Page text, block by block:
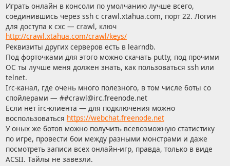
Играть онлайн в консоли по умолчанию лучше всего,
соединившись через ssh с crawl.xtahua.com, порт 22. Логин
для доступа к cxc — crawl, ключ
http://crawl.xtahua.com/crawl/keys/
Реквизиты других серверов есть в learndb.
Под форточками для этого можно скачать putty, под прочими
ОС ты лучше меня должен знать, как пользоваться ssh или
telnet.
Irc-канал, где очень много полезного, в том числе боты со
спойлерами — ##crawl
A
N
U
S
irc
P
U
N
C
T
freenode
P
U
N
C
T
net
Если нет irc-клиента — для подключения можно
воспользоваться https://webchat.freenode.net
У оных же ботов можно получить всевозможную статистику
по игре, провести бои между разными монстрами и даже
посмотреть записи всех онлайн-игр, правда, только в виде
ACSII. Тайлы не завезли.